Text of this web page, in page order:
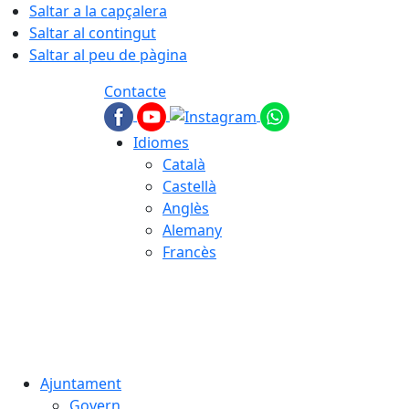
Saltar a la capçalera
Saltar al contingut
Saltar al peu de pàgina
Contacte
Idiomes
Català
Castellà
Anglès
Alemany
Francès
Ajuntament